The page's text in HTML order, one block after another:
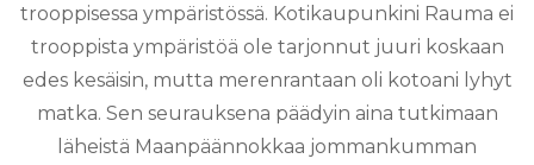
trooppisessa ympäristössä. Kotikaupunkini Rauma ei
trooppista ympäristöä ole tarjonnut juuri koskaan
edes kesäisin, mutta merenrantaan oli kotoani lyhyt
matka. Sen seurauksena päädyin aina tutkimaan
läheistä Maanpäännokkaa jommankumman